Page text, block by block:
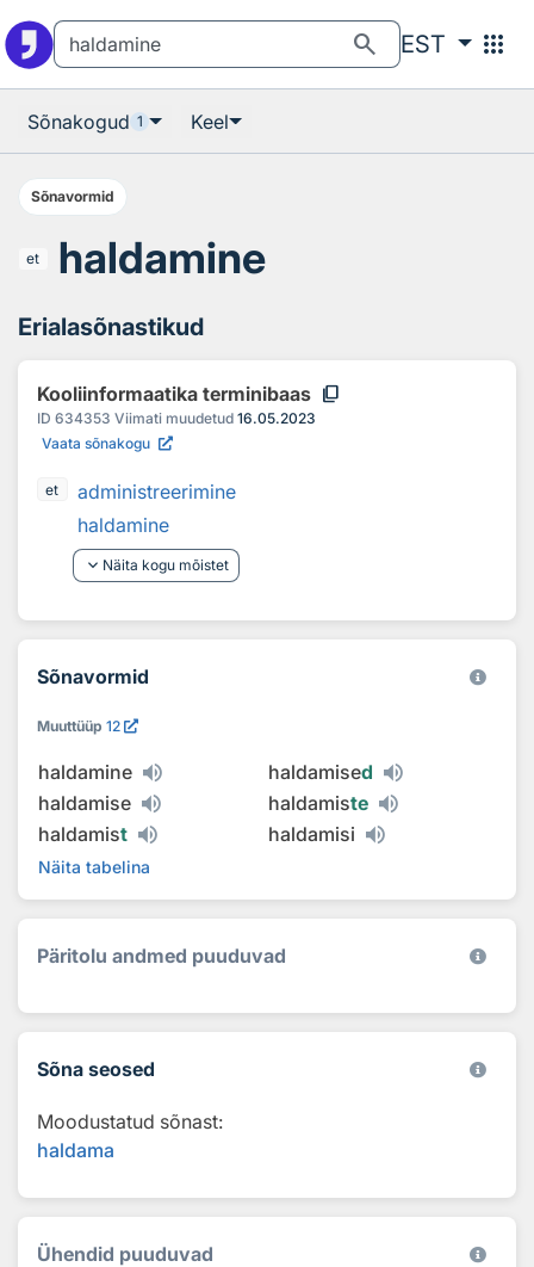
search EST apps
Sõnakogud 1 Keel
Sõnavormid
et haldamine
Erialasõnastikud
Kooliinformaatika terminibaas content_copy
ID 634353 Viimati muudetud 16.05.2023
Vaata sõnakogu
et
administreerimine
haldamine
keyboard_arrow_down Näita kogu mõistet
Sõnavormid
Muuttüüp 12
haldamine haldamised
haldamise
haldamiste
haldamist haldamisi
Näita tabelina
Päritolu andmed puuduvad
Sõna seosed
Moodustatud sõnast:
haldama
Ühendid puuduvad